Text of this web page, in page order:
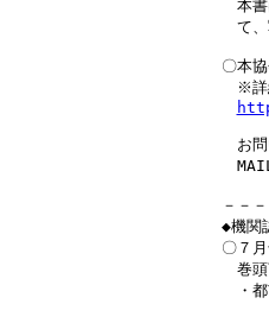
本書
て、
〇本
※詳
お問
－－
◆機関
〇７
巻頭
・都